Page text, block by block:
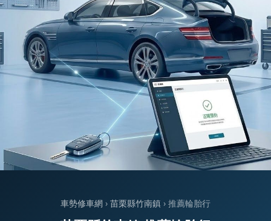
車勢修車網 › 苗栗縣竹南鎮 › 推薦輪胎行